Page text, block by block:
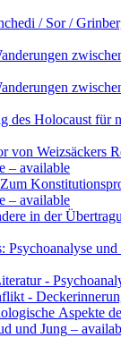
/ Sor /
des Holocaust für
von Weizsäckers
– available
– available
in der
Psychoanalyse
-
-
Aspekte
und Jung –